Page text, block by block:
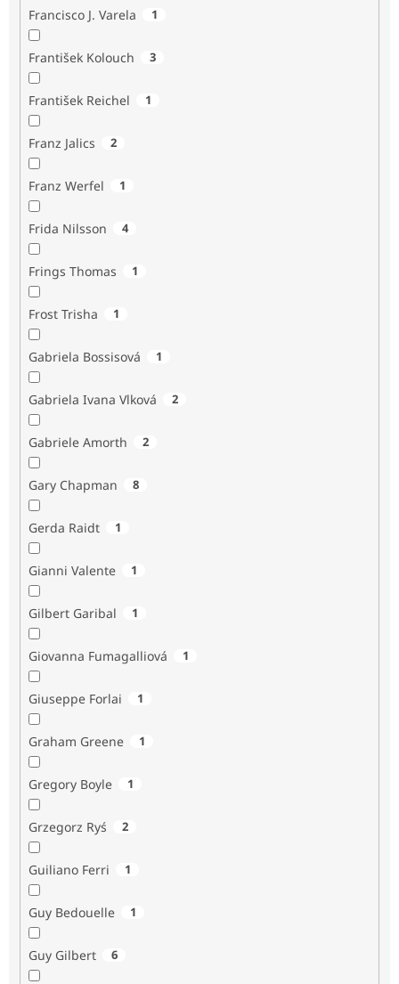
Francisco J. Varela 1
František Kolouch 3
František Reichel 1
Franz Jalics 2
Franz Werfel 1
Frida Nilsson 4
Frings Thomas 1
Frost Trisha 1
Gabriela Bossisová 1
Gabriela Ivana Vlková 2
Gabriele Amorth 2
Gary Chapman 8
Gerda Raidt 1
Gianni Valente 1
Gilbert Garibal 1
Giovanna Fumagalliová 1
Giuseppe Forlai 1
Graham Greene 1
Gregory Boyle 1
Grzegorz Ryś 2
Guiliano Ferri 1
Guy Bedouelle 1
Guy Gilbert 6